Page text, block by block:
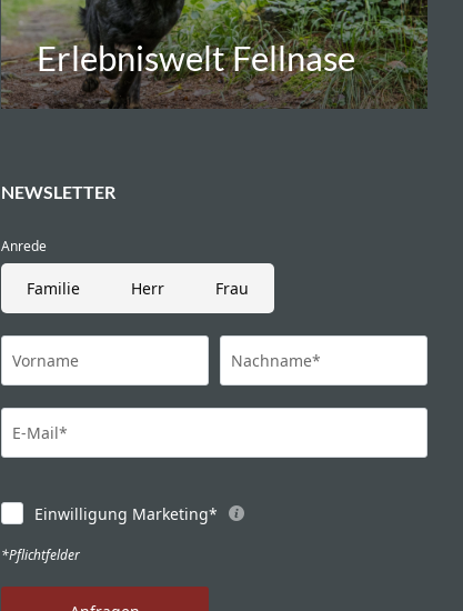
Erlebniswelt Fellnase
NEWSLETTER
Anrede
Familie Herr Frau
Vorname Nachname*
E-Mail*
Einwilligung Marketing*
*Pflichtfelder